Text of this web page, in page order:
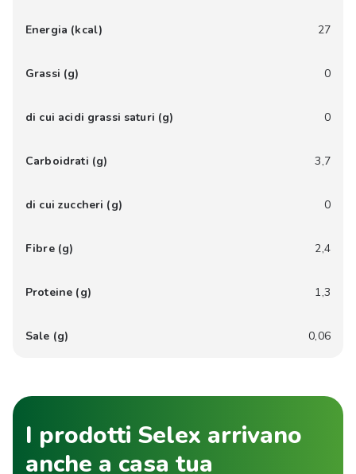
Energia (kcal) 27
Grassi (g) 0
di cui acidi grassi saturi (g) 0
Carboidrati (g) 3,7
di cui zuccheri (g) 0
Fibre (g) 2,4
Proteine (g) 1,3
Sale (g) 0,06
I prodotti Selex arrivano
anche a casa tua